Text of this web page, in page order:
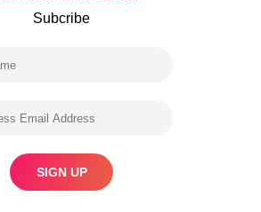
Subcribe